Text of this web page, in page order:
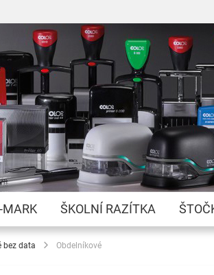
Přejít
na
obsah
MARK ŠKOLNÍ RAZÍTKA
bez data Obdelníkové